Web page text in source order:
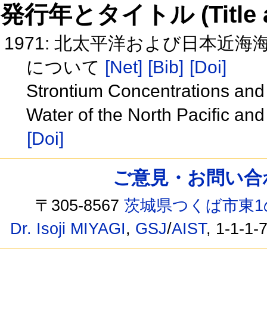
発行年とタイトル
1971: 北太平洋および日本近海
について [Net] [Bib] [Doi]
Strontium Concentrations
Water of the North Pacific
[Doi]
ご意見・お問い
〒305-8567茨城県つくば市東
Dr. Isoji MIYAGI, GSJ/AIST, 1-1-1-